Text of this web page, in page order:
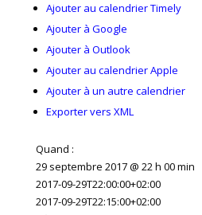
Ajouter au calendrier Timely
Ajouter à Google
Ajouter à Outlook
Ajouter au calendrier Apple
Ajouter à un autre calendrier
Exporter vers XML
Quand :
29 septembre 2017 @ 22 h 00 min
2017-09-29T22:00:00+02:00
2017-09-29T22:15:00+02:00